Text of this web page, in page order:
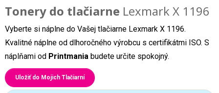
Tonery do tlačiarne Lexmark X 1196
Vyberte si náplne do Vašej tlačiarne Lexmark X 1196.
Kvalitné náplne od dlhoročného výrobcu s certifikátmi ISO. S
náplňami od Printmania budete určite spokojný.
Uložiť do Mojich Tlačiarní